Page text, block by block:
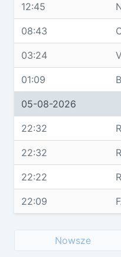
12:45
08:43
03:24
01:09
05-08-2026
22:32
22:32
22:22
22:09
Nowsze